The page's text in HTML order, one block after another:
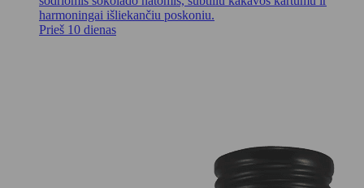
harmoningai išliekančiu poskoniu.
Prieš 10 dienas